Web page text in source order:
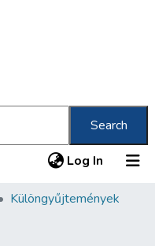
Search
Log In (current)
Különgyűjtemények